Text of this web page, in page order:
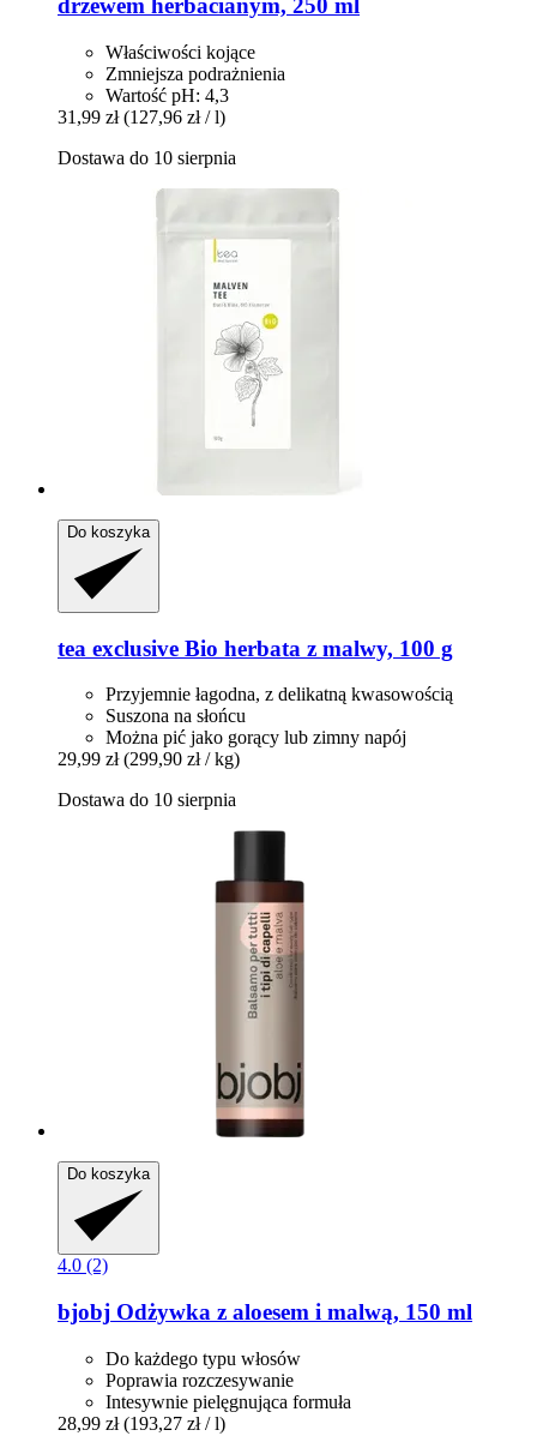
drzewem herbacianym, 250 ml
Właściwości kojące
Zmniejsza podrażnienia
Wartość pH: 4,3
31,99 zł (127,96 zł / l)
Dostawa do 10 sierpnia
Do koszyka
tea exclusive Bio herbata z malwy, 100 g
Przyjemnie łagodna, z delikatną kwasowością
Suszona na słońcu
Można pić jako gorący lub zimny napój
29,99 zł (299,90 zł / kg)
Dostawa do 10 sierpnia
Do koszyka
4.0 (2)
bjobj Odżywka z aloesem i malwą, 150 ml
Do każdego typu włosów
Poprawia rozczesywanie
Intesywnie pielęgnująca formuła
28,99 zł (193,27 zł / l)